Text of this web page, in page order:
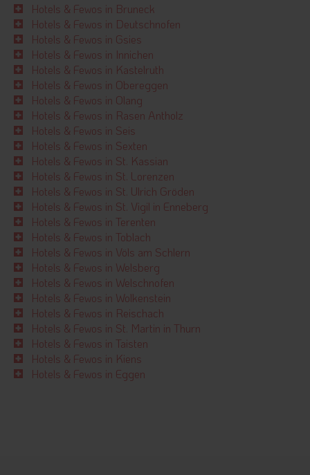
Hotels & Fewos in Bruneck
Hotels & Fewos in Deutschnofen
Hotels & Fewos in Gsies
Hotels & Fewos in Innichen
Hotels & Fewos in Kastelruth
Hotels & Fewos in Obereggen
Hotels & Fewos in Olang
Hotels & Fewos in Rasen Antholz
Hotels & Fewos in Seis
Hotels & Fewos in Sexten
Hotels & Fewos in St. Kassian
Hotels & Fewos in St. Lorenzen
Hotels & Fewos in St. Ulrich Gröden
Hotels & Fewos in St. Vigil in Enneberg
Hotels & Fewos in Terenten
Hotels & Fewos in Toblach
Hotels & Fewos in Völs am Schlern
Hotels & Fewos in Welsberg
Hotels & Fewos in Welschnofen
Hotels & Fewos in Wolkenstein
Hotels & Fewos in Reischach
Hotels & Fewos in St. Martin in Thurn
Hotels & Fewos in Taisten
Hotels & Fewos in Kiens
Hotels & Fewos in Eggen